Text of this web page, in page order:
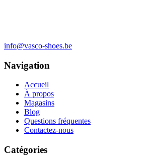
info@vasco-shoes.be
Navigation
Accueil
À propos
Magasins
Blog
Questions fréquentes
Contactez-nous
Catégories